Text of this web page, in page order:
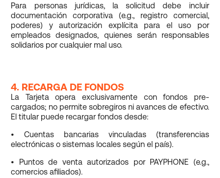
Para personas jurídicas, la solicitud debe incluir
documentación corporativa (e.g., registro comercial,
poderes) y autorización explícita para el uso por
empleados designados, quienes serán responsables
solidarios por cualquier mal uso.
4. RECARGA DE FONDOS
La Tarjeta opera exclusivamente con fondos pre-
cargados; no permite sobregiros ni avances de efectivo.
El titular puede recargar fondos desde:
• Cuentas bancarias vinculadas (transferencias
electrónicas o sistemas locales según el país).
• Puntos de venta autorizados por PAYPHONE (e.g.,
comercios afiliados).